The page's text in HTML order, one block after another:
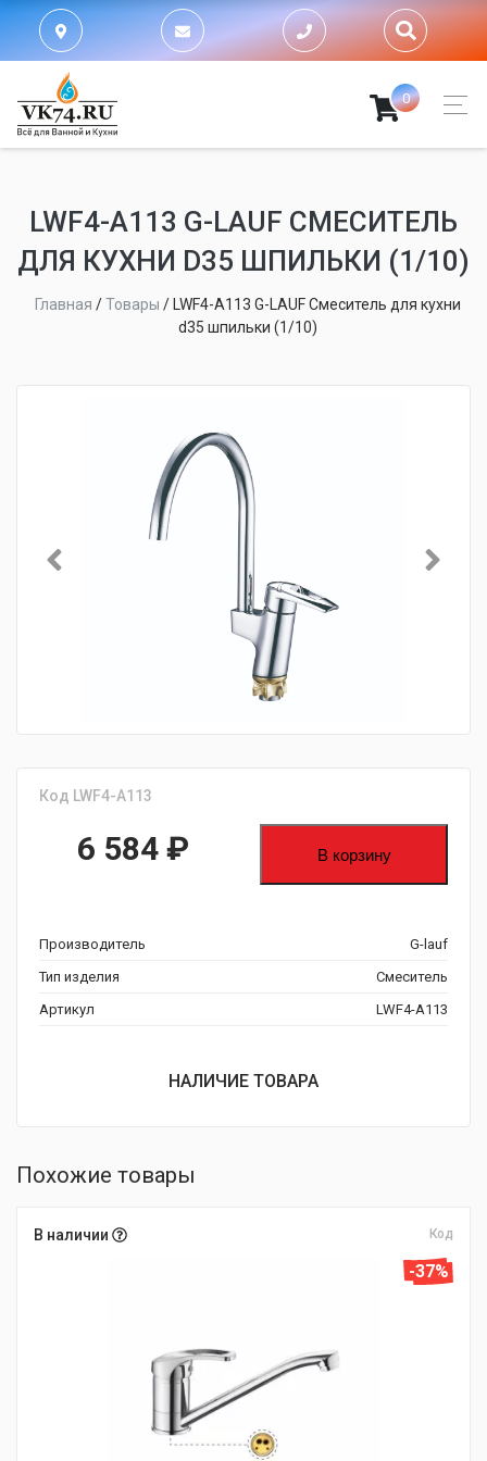
0
LWF4-A113 G-LAUF СМЕСИТЕЛЬ
ДЛЯ КУХНИ D35 ШПИЛЬКИ (1/10)
Главная /Товары / LWF4-A113 G-LAUF Смеситель для кухни
d35 шпильки (1/10)
Код LWF4-A113
6 584 ₽ В корзину
Производитель
G-lauf
Тип изделия
Смеситель
Артикул
LWF4-A113
НАЛИЧИЕ ТОВАРА
Похожие товары
В наличии Код
-37%